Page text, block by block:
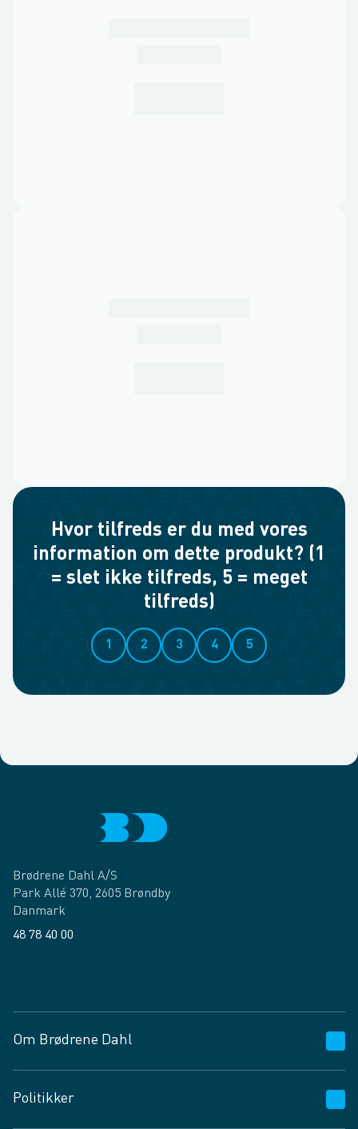
Hvor tilfreds er du med vores
information om dette produkt? (1
= slet ikke tilfreds, 5 = meget
tilfreds)
1 2 3 4 5
Brødrene Dahl A/S
Park Allé 370, 2605 Brøndby
Danmark
48 78 40 00
Om Brødrene Dahl
Vagttelefon 30 10 89 89
Politikker